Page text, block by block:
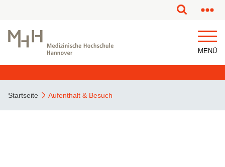
MENÜ
Startseite Aufenthalt & Besuch